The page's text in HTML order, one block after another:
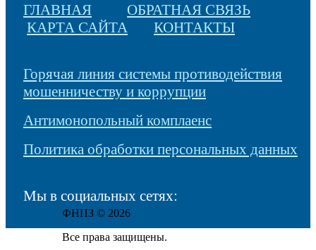
ГЛАВНАЯ
ОБРАТНАЯ СВЯЗЬ
КАРТА САЙТА
КОНТАКТЫ
Горячая линия системы противодействия
мошенничеству и коррупции
Антимонопольный комплаенс
Политика обработки персональных данных
Мы в социальных сетях:
ФНПЗ © 2026
Все права защищены.